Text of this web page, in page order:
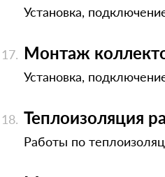
Установка,
Монтаж
Установка,
Теплоизоляция
Работы по